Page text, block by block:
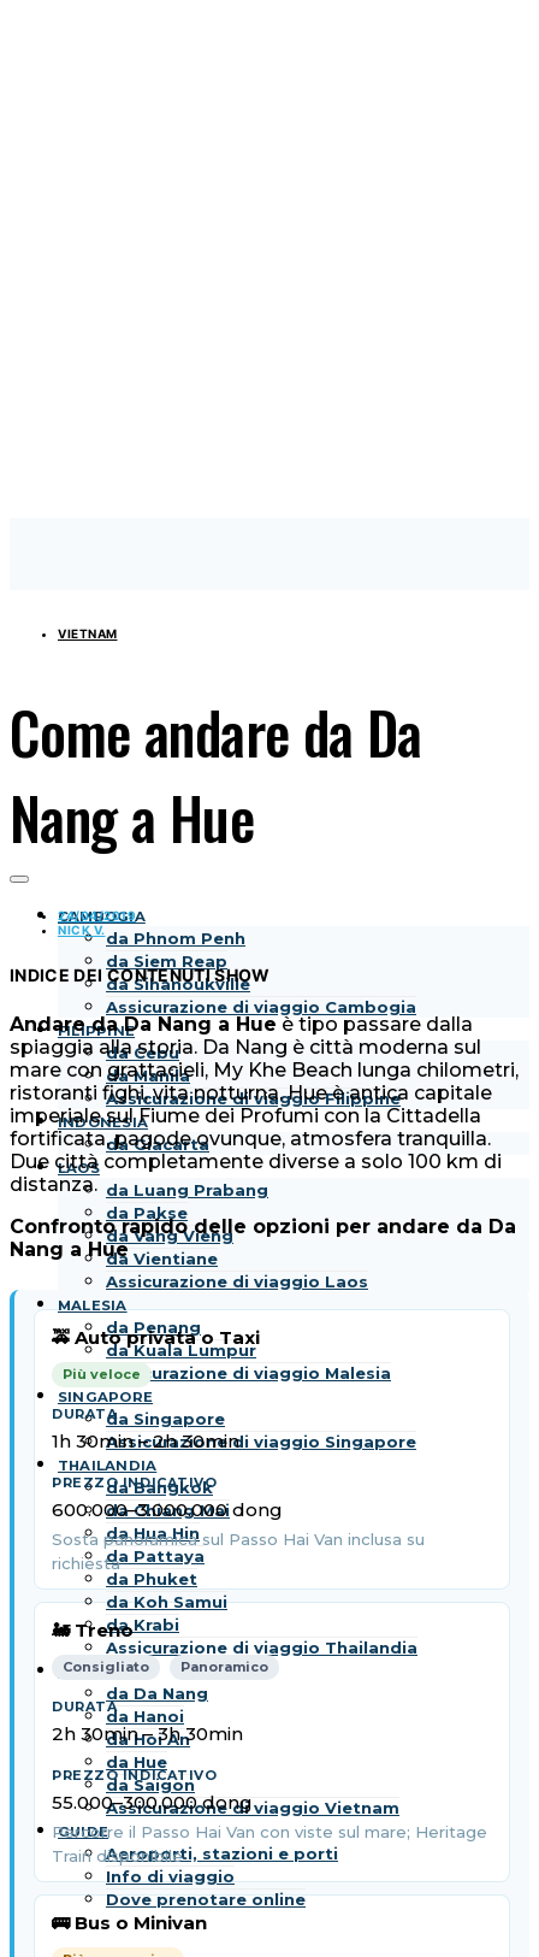
CAMBOGIA
da Phnom Penh
da Siem Reap
da Sihanoukville
Assicurazione di viaggio Cambogia
FILIPPINE
da Cebu
da Manila
Assicurazione di viaggio Filippine
INDONESIA
da Giacarta
LAOS
da Luang Prabang
da Pakse
da Vang Vieng
da Vientiane
Assicurazione di viaggio Laos
MALESIA
da Penang
da Kuala Lumpur
Assicurazione di viaggio Malesia
SINGAPORE
da Singapore
Assicurazione di viaggio Singapore
THAILANDIA
da Bangkok
da Chiang Mai
da Hua Hin
da Pattaya
da Phuket
da Koh Samui
da Krabi
Assicurazione di viaggio Thailandia
VIETNAM
da Da Nang
da Hanoi
da Hoi An
da Hue
da Saigon
Assicurazione di viaggio Vietnam
GUIDE
Aeroporti, stazioni e porti
Info di viaggio
Dove prenotare online
VIETNAM
Come andare da Da
Nang a Hue
24/04/2019
NICK V.
INDICE DEI CONTENUTISHOW
Andare da Da Nang a Hue è tipo passare dalla
spiaggia alla storia. Da Nang è città moderna sul
mare con grattacieli, My Khe Beach lunga chilometri,
ristoranti fighi, vita notturna. Hue è antica capitale
imperiale sul Fiume dei Profumi con la Cittadella
fortificata, pagode ovunque, atmosfera tranquilla.
Due città completamente diverse a solo 100 km di
distanza.
Confronto rapido delle opzioni per andare da Da
Nang a Hue
🚕 Auto privata o Taxi
Più veloce
1h 30min – 2h 30min
600.000–3.000.000 dong
Sosta panoramica sul Passo Hai Van inclusa su
richiesta
🚂 Treno
Consigliato Panoramico
2h 30min – 3h 30min
55.000–300.000 dong
Percorre il Passo Hai Van con viste sul mare; Heritage
Train disponibile
🚌 Bus o Minivan